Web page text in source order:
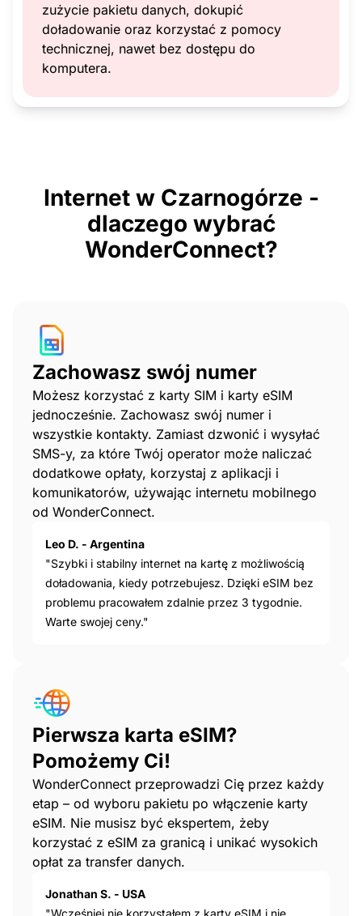
zużycie pakietu danych, dokupić
doładowanie oraz korzystać z pomocy
technicznej, nawet bez dostępu do
komputera.
Internet w Czarnogórze -
dlaczego wybrać
WonderConnect?
Zachowasz swój numer
Możesz korzystać z karty SIM i karty eSIM
jednocześnie. Zachowasz swój numer i
wszystkie kontakty. Zamiast dzwonić i wysyłać
SMS-y, za które Twój operator może naliczać
dodatkowe opłaty, korzystaj z aplikacji i
komunikatorów, używając internetu mobilnego
od WonderConnect.
Leo D. - Argentina
"Szybki i stabilny internet na kartę z możliwością
doładowania, kiedy potrzebujesz. Dzięki eSIM bez
problemu pracowałem zdalnie przez 3 tygodnie.
Warte swojej ceny."
Pierwsza karta eSIM?
Pomożemy Ci!
WonderConnect przeprowadzi Cię przez każdy
etap – od wyboru pakietu po włączenie karty
eSIM. Nie musisz być ekspertem, żeby
korzystać z eSIM za granicą i unikać wysokich
opłat za transfer danych.
Jonathan S. - USA
"Wcześniej nie korzystałem z karty eSIM i nie